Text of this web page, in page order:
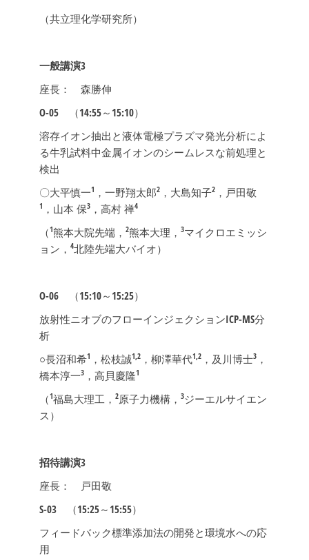
（共立理化学研究所）
一般講演3
座長： 森勝伸
O-05（14:55～15:10）
溶存イオン抽出と液体電極プラズマ発光分析によ
る牛乳試料中金属イオンのシームレスな前処理と
検出
〇大平慎一1 ，一野翔太郎2，大島知子2，戸田敬
1 ，山本 保3，高村 禅4
（ 1熊本大院先端， 2熊本大理， 3マイクロエミッシ
ョン， 4北陸先端大バイオ）
O-06（15:10～15:25）
放射性ニオブのフローインジェクションICP-MS分
析
○長沼和希1 ，松枝誠1,2，柳澤華代1,2，及川博士3，
橋本淳一3，高貝慶隆1
（ 1福島大理工， 2原子力機構， 3ジーエルサイエン
ス）
招待講演3
座長： 戸田敬
S-03（15:25～15:55）
フィードバック標準添加法の開発と環境水への応
用